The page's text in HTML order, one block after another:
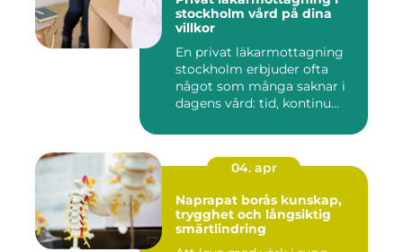
stockholm vård på dina
villkor
En privat läkarmottagning
stockholm erbjuder ofta
något som många saknar i
dagens vård: tid, kontinu...
04. apr
Naprapat borås kunskap,
trygghet och långsiktig
smärtlindring